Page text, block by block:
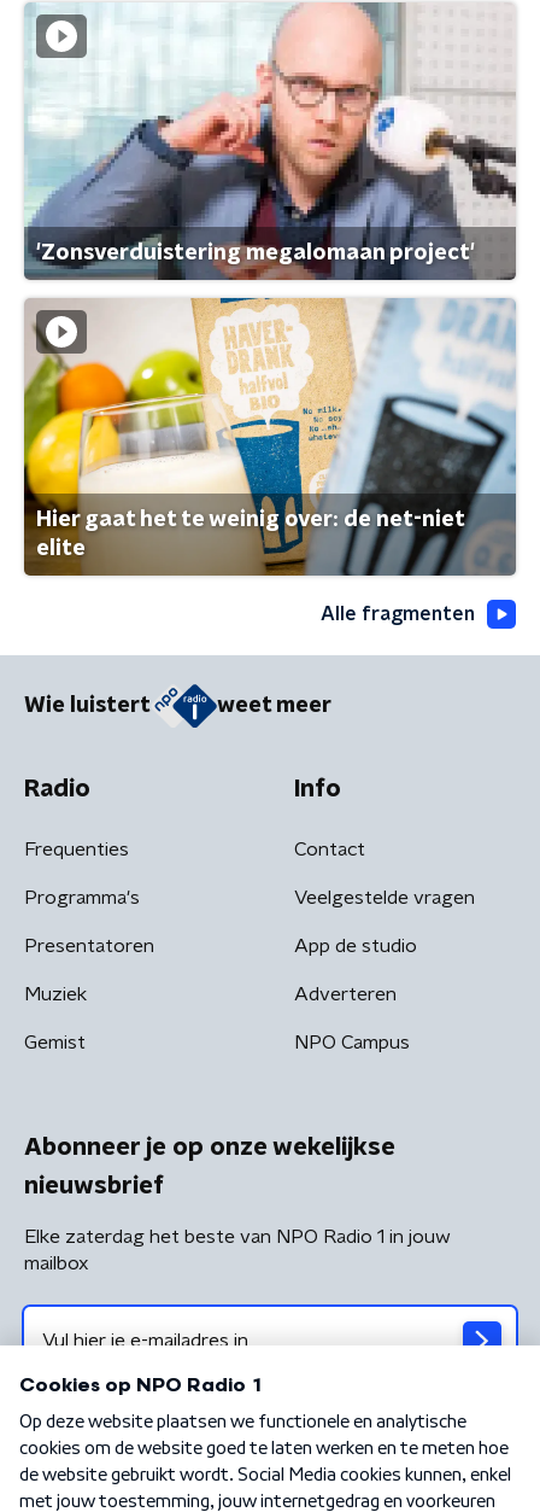
'Zonsverduistering megalomaan project'
Hier gaat het te weinig over: de net-niet
elite
Alle fragmenten
Wie luistert weet meer
Radio
Frequenties
Programma's
Presentatoren
Muziek
Gemist
Info
Contact
Veelgestelde vragen
App de studio
Adverteren
NPO Campus
Abonneer je op onze wekelijkse
nieuwsbrief
Elke zaterdag het beste van NPO Radio 1 in jouw
mailbox
Algemene voorwaarden Privacybeleid